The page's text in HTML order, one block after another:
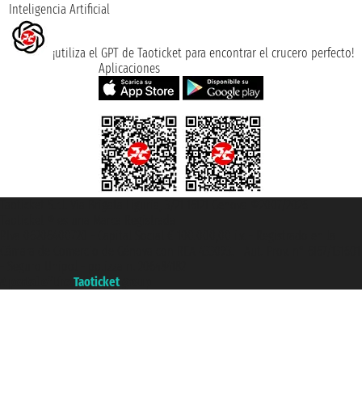
Inteligencia Artificial
¡utiliza el GPT de Taoticket para encontrar el crucero perfecto!
Aplicaciones
Taoticket